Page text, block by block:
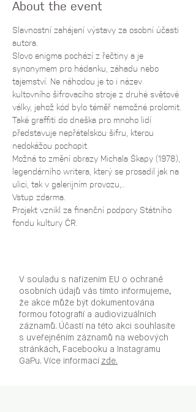
About the event
Slavnostní zahájení výstavy za osobní účasti
autora.
Slovo enigma pochází z řečtiny a je
synonymem pro hádanku, záhadu nebo
tajemství. Ne náhodou je to i název
kultovního šifrovacího stroje z druhé světové
války, jehož kód bylo téměř nemožné prolomit.
Také graffiti do dneška pro mnoho lidí
představuje nepřátelskou šifru, kterou
nedokážou pochopit.
Možná to změní obrazy Michala Škapy (1978),
legendárního writera, který se prosadil jak na
ulici, tak v galerijním provozu,..
Vstup zdarma.
Projekt vznikl za finanční podpory Státního
fondu kultury ČR.
V souladu s nařízením EU o ochraně
osobních údajů vás tímto informujeme,
že akce může být dokumentována
formou fotografií a audiovizuálních
záznamů. Účastí na této akci souhlasíte
s uveřejněním záznamů na webových
stránkách, Facebooku a Instagramu
GaPu. Více informací zde.